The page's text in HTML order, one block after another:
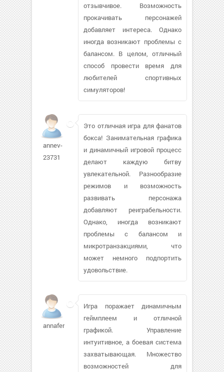
отзывчивое. Возможность
прокачивать персонажей
добавляет интереса. Однако
иногда возникают проблемы с
балансом. В целом, отличный
способ провести время для
любителей спортивных
симуляторов!
annev-
23731
Это отличная игра для фанатов
бокса! Занимательная графика
и динамичный игровой процесс
делают каждую битву
увлекательной. Разнообразие
режимов и возможность
развивать персонажа
добавляют реиграбельности.
Однако, иногда возникают
проблемы с балансом и
микротранзакциями, что
может немного подпортить
удовольствие.
annaferon
Игра поражает динамичным
геймплеем и отличной
графикой. Управление
интуитивное, а боевая система
захватывающая. Множество
возможностей для